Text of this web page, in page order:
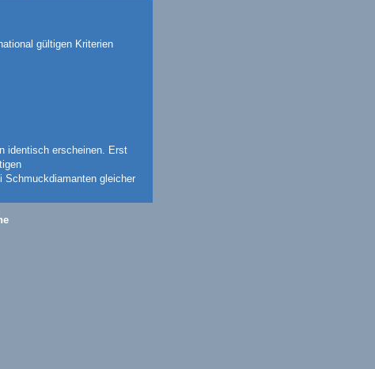
gültigen Kriterien
identisch erscheinen. Erst
gleicher
zurück.